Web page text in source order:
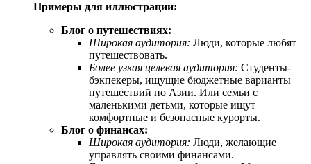
Примеры для иллюстрации:
Блог о путешествиях:
Широкая аудитория: Люди, которые любят
путешествовать.
Более узкая целевая аудитория: Студенты-
бэкпекеры, ищущие бюджетные варианты
путешествий по Азии. Или семьи с
маленькими детьми, которые ищут
комфортные и безопасные курорты.
Блог о финансах:
Широкая аудитория: Люди, желающие
управлять своими финансами.